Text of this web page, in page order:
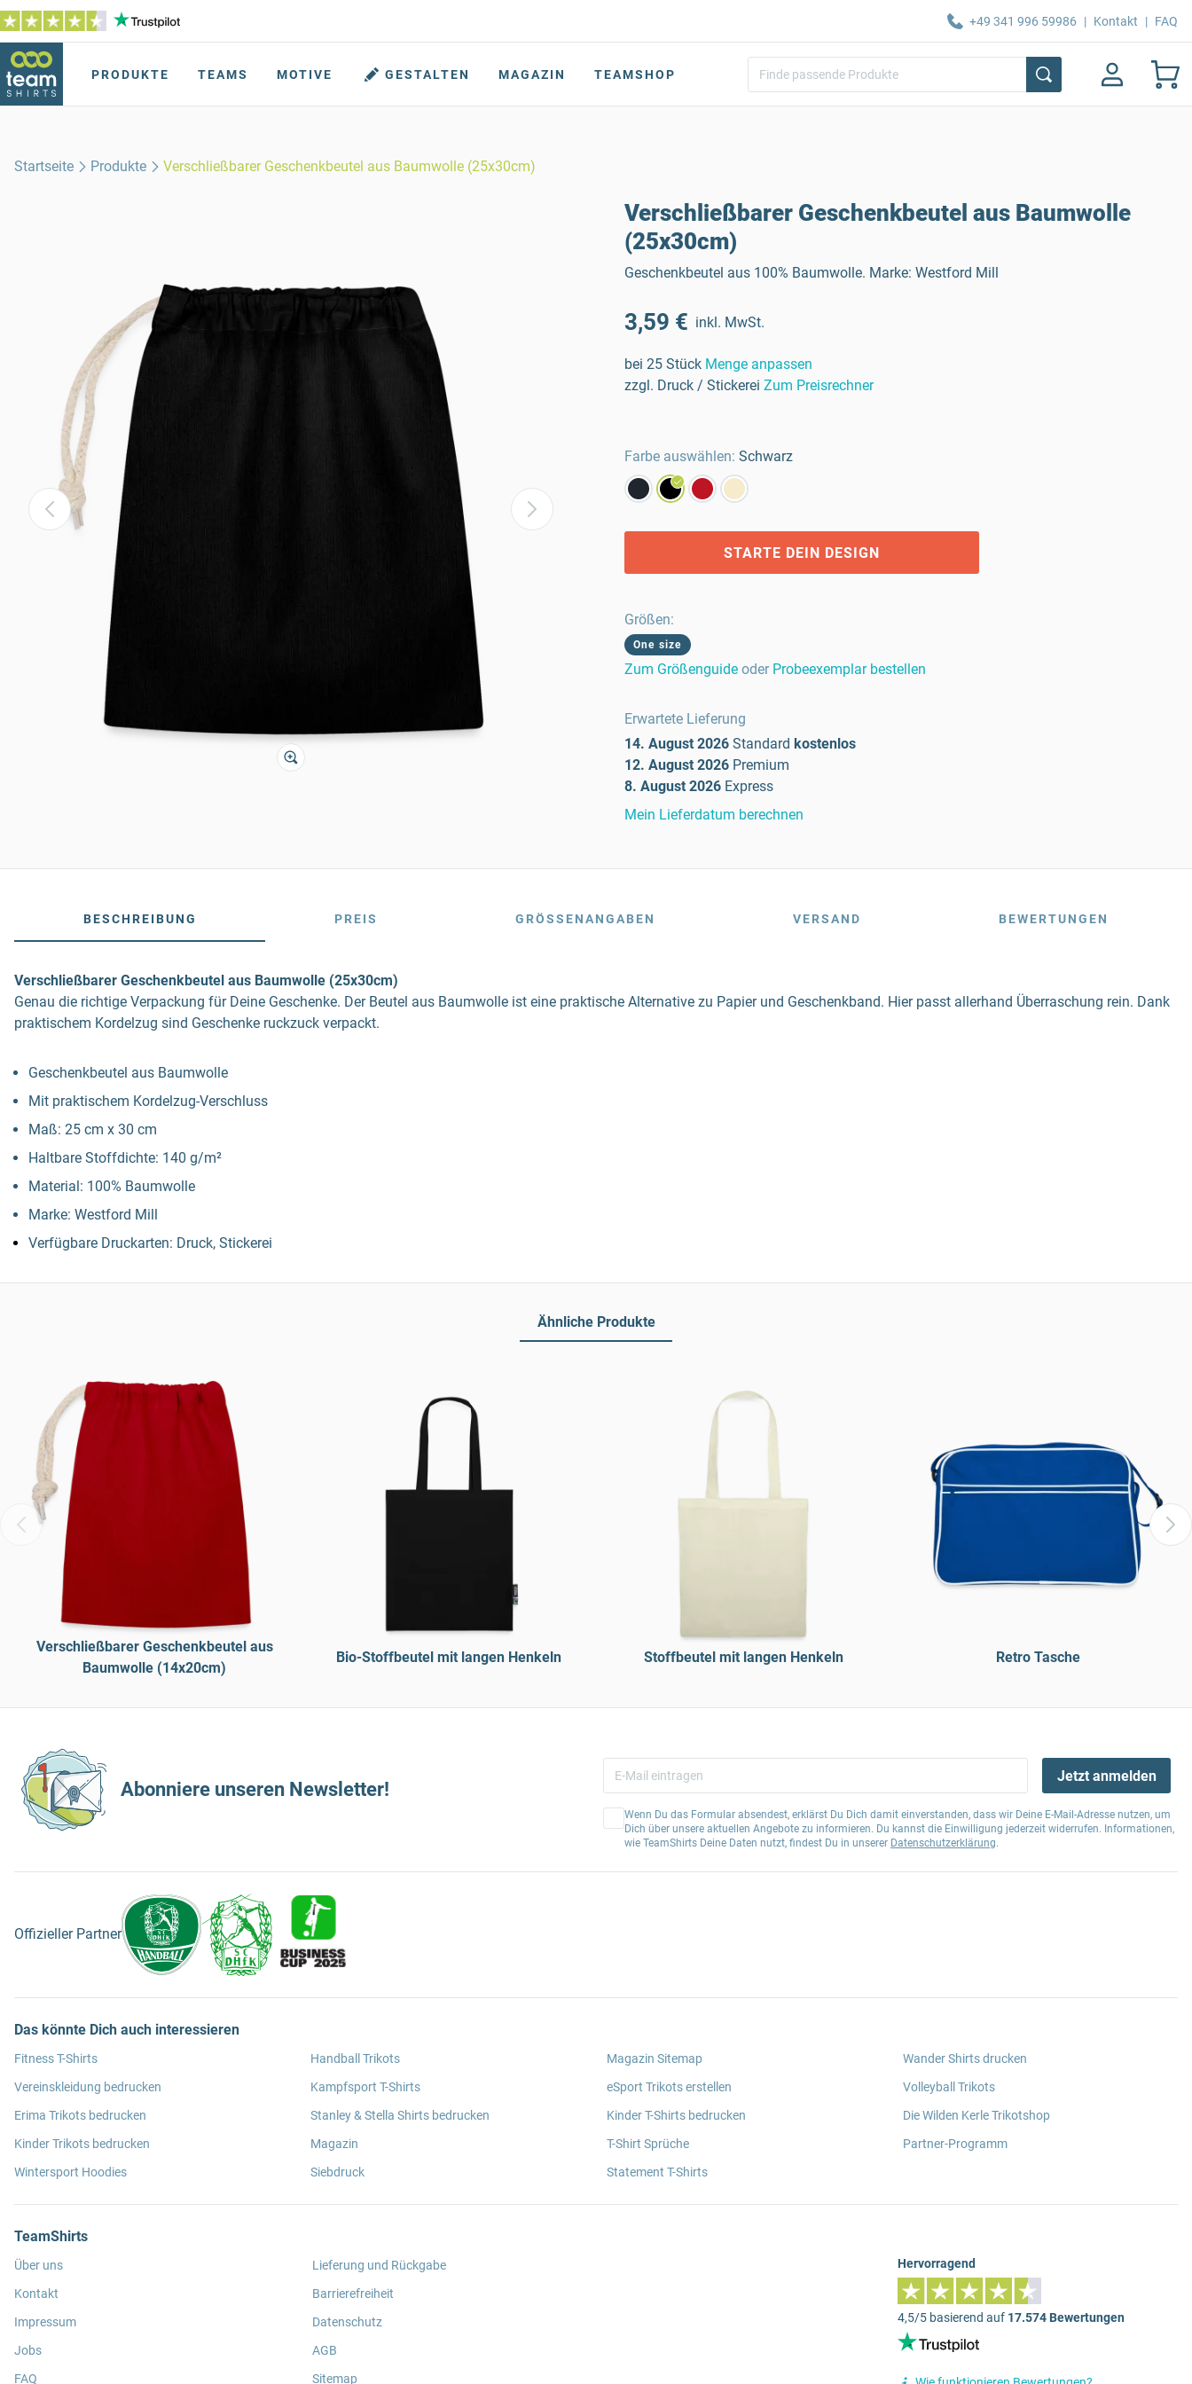
+49 341 996 59986 | Kontakt | FAQ
PRODUKTE TEAMS MOTIVE GESTALTEN MAGAZIN TEAMSHOP
Startseite Produkte Verschließbarer Geschenkbeutel aus Baumwolle (25x30cm)
Verschließbarer Geschenkbeutel aus Baumwolle
(25x30cm)
Geschenkbeutel aus 100% Baumwolle. Marke: Westford Mill
3,59 € inkl. MwSt.
bei 25 Stück Menge anpassen
zzgl. Druck / Stickerei Zum Preisrechner
Farbe auswählen: Schwarz
STARTE DEIN DESIGN
Größen:
One size
Zum Größenguide oder Probeexemplar bestellen
Erwartete Lieferung
14. August 2026 Standard kostenlos
12. August 2026 Premium
8. August 2026 Express
Mein Lieferdatum berechnen
BESCHREIBUNG PREIS GRÖSSENANGABEN VERSAND BEWERTUNGEN
Verschließbarer Geschenkbeutel aus Baumwolle (25x30cm)
Genau die richtige Verpackung für Deine Geschenke. Der Beutel aus Baumwolle ist eine praktische Alternative zu Papier und Geschenkband. Hier passt allerhand Überraschung rein. Dank
praktischem Kordelzug sind Geschenke ruckzuck verpackt.
Geschenkbeutel aus Baumwolle
Mit praktischem Kordelzug-Verschluss
Maß: 25 cm x 30 cm
Haltbare Stoffdichte: 140 g/m²
Material: 100% Baumwolle
Marke: Westford Mill
Verfügbare Druckarten: Druck, Stickerei
Ähnliche Produkte
Verschließbarer Geschenkbeutel aus
Baumwolle (14x20cm)
Bio-Stoffbeutel mit langen Henkeln Stoffbeutel mit langen Henkeln Retro Tasche
Abonniere unseren Newsletter!
Jetzt anmelden
Wenn Du das Formular absendest, erklärst Du Dich damit einverstanden, dass wir Deine E-Mail-Adresse nutzen, um
Dich über unsere aktuellen Angebote zu informieren. Du kannst die Einwilligung jederzeit widerrufen. Informationen,
wie TeamShirts Deine Daten nutzt, findest Du in unserer Datenschutzerklärung.
Offizieller Partner
Das könnte Dich auch interessieren
Fitness T-Shirts
Vereinskleidung bedrucken
Erima Trikots bedrucken
Kinder Trikots bedrucken
Wintersport Hoodies
Handball Trikots
Kampfsport T-Shirts
Stanley & Stella Shirts bedrucken
Magazin
Siebdruck
Magazin Sitemap
eSport Trikots erstellen
Kinder T-Shirts bedrucken
T-Shirt Sprüche
Statement T-Shirts
Wander Shirts drucken
Volleyball Trikots
Die Wilden Kerle Trikotshop
Partner-Programm
TeamShirts
Über uns
Kontakt
Impressum
Jobs
FAQ
Lieferung und Rückgabe
Barrierefreiheit
Datenschutz
AGB
Sitemap
Hervorragend
4,5/5 basierend auf 17.574 Bewertungen